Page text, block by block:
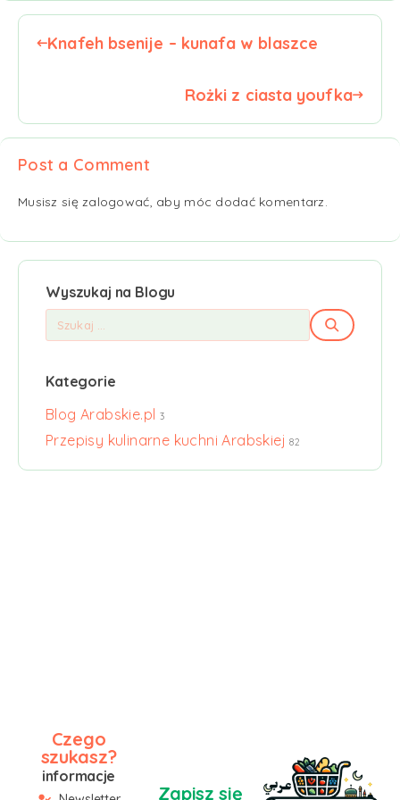
Knafeh bsenije – kunafa w blaszce
Rożki z ciasta youfka
Post a Comment
Musisz sięzalogować, aby móc dodać komentarz.
Wyszukaj na Blogu
Kategorie
Blog Arabskie.pl 3
Przepisy kulinarne kuchni Arabskiej 82
Czego
szukasz?
informacje
Zapisz się